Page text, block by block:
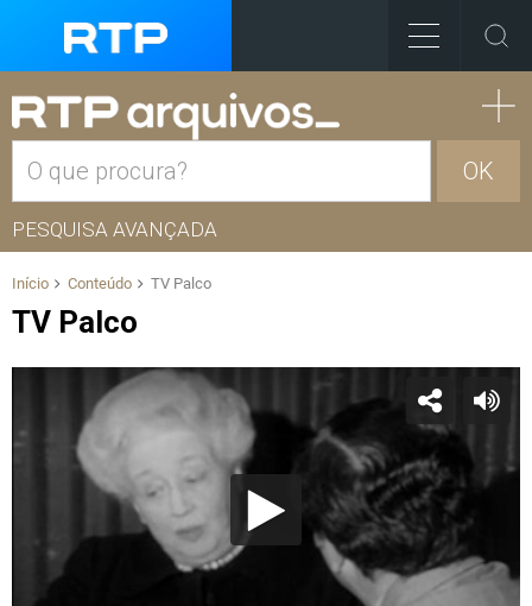
OK
PESQUISA AVANÇADA
Início Conteúdo TV Palco
TV Palco